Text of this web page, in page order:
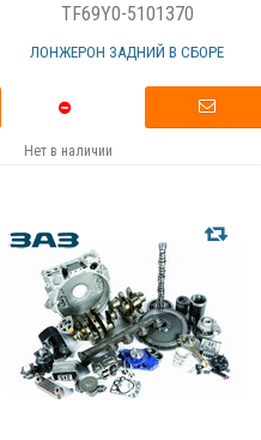
TF69Y0-5101370
ЛОНЖЕРОН ЗАДНИЙ В СБОРЕ
Нет в наличии